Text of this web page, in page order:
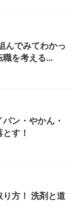
んでみてわかっ
を考える…
ン・やかん・
す！
り方！ 洗剤と道